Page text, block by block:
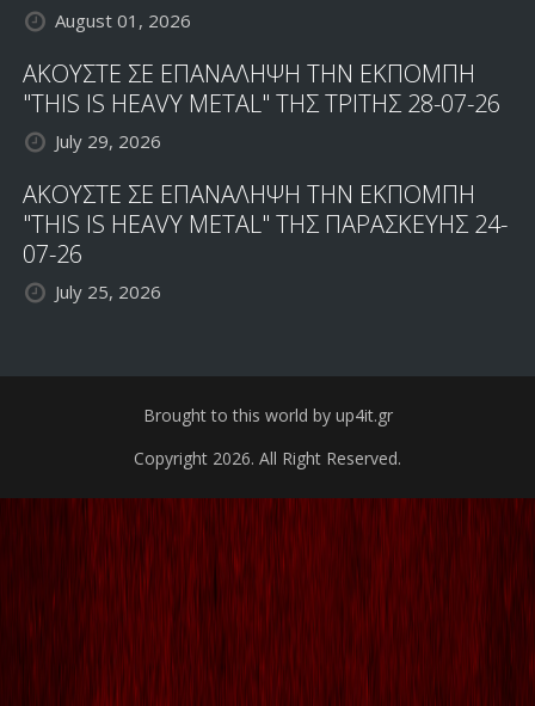
August 01, 2026
ΑΚΟΥΣΤΕ ΣΕ ΕΠΑΝΑΛΗΨΗ ΤΗΝ ΕΚΠΟΜΠΗ
"THIS IS HEAVY METAL" ΤΗΣ ΤΡΙΤΗΣ 28-07-26
July 29, 2026
ΑΚΟΥΣΤΕ ΣΕ ΕΠΑΝΑΛΗΨΗ ΤΗΝ ΕΚΠΟΜΠΗ
"THIS IS HEAVY METAL" ΤΗΣ ΠΑΡΑΣΚΕΥΗΣ 24-
07-26
July 25, 2026
Brought to this world by up4it.gr
Copyright 2026. All Right Reserved.